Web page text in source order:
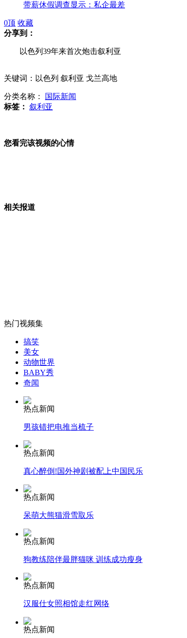
带薪休假调查显示：私企最差
日本受惊小熊猫四脚朝天红网络
男子赌博输钱 网上学开锁疯狂盗窃
男篮巨人遭驾校拒绝 网上求驾照
八岁女孩冬夜陪爷爷摆摊跪地写作业
外交部：有关国家言论片面不公正
安徽一实载49人客车翻车
走！跟着总书记去植树
消防员救轻生者 花炮节热闹非凡 减压"枕头大战"
纽约上演“枕头大战”
司机酒驾遇交警 急速倒车逃窜
0顶 收藏
分享到：
以色列39年来首次炮击叙利亚
关键词：以色列 叙利亚 戈兰高地
分类名称：
国际新闻
标签： 叙利亚
您看完该视频的心情
相关报道
热门视频集
搞笑
美女
动物世界
BABY秀
奇闻
热点新闻
男孩错把电推当梳子
热点新闻
真心醉倒!国外神剧被配上中国民乐
热点新闻
呆萌大熊猫滑雪取乐
热点新闻
狗教练陪伴最胖猫咪 训练成功瘦身
热点新闻
汉服仕女照相馆走红网络
热点新闻